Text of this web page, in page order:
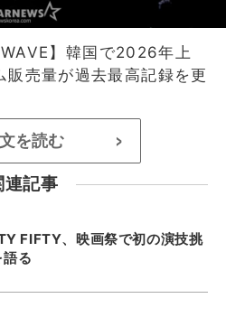
】韓国で2026年上
売量が過去最高記録を更
を読む >
連記事
FIFTY、映画祭で初の演技挑
る